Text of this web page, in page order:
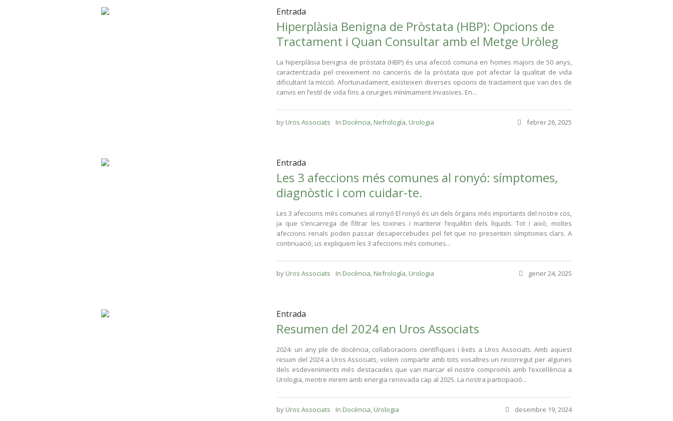
Entrada
Hiperplàsia Benigna de Pròstata (HBP): Opcions de
Tractament i Quan Consultar amb el Metge Uròleg
La hiperplàsia benigna de pròstata (HBP) és una afecció comuna en homes majors de 50 anys,
caracteritzada pel creixement no cancerós de la pròstata que pot afectar la qualitat de vida
dificultant la micció. Afortunadament, existeixen diverses opcions de tractament que van des de
canvis en l’estil de vida fins a cirurgies mínimament invasives. En...
febrer 26, 2025
by Uros Associats In Docència, Nefrología, Urologia
Entrada
Les 3 afeccions més comunes al ronyó: símptomes,
diagnòstic i com cuidar-te.
Les 3 afeccions més comunes al ronyó El ronyó és un dels òrgans més importants del nostre cos,
ja que s’encarrega de filtrar les toxines i mantenir l’equilibri dels líquids. Tot i això, moltes
afeccions renals poden passar desapercebudes pel fet que no presenten símptomes clars. A
continuació, us expliquem les 3 afeccions més comunes...
gener 24, 2025
by Uros Associats In Docència, Nefrología, Urologia
Entrada
Resumen del 2024 en Uros Associats
2024: un any ple de docència, col·laboracions científiques i èxits a Uros Associats. Amb aquest
resum del 2024 a Uros Associats, volem compartir amb tots vosaltres un recorregut per algunes
dels esdeveniments més destacades que van marcar el nostre compromís amb l’excel·lència a
Urologia, mentre mirem amb energia renovada cap al 2025. La nostra participació...
desembre 19, 2024
by Uros Associats In Docència, Urologia